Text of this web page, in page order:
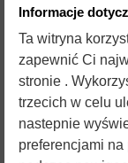
spryskanie jej
konserwantem dla
wyjmowanie
W naszym sklepie
doskonałego
barwniki i aromaty
sklepie.
Informacje
Ta witryna
zapewnić Ci
stronie .
trzecich w celu
nastepnie
preferencjami